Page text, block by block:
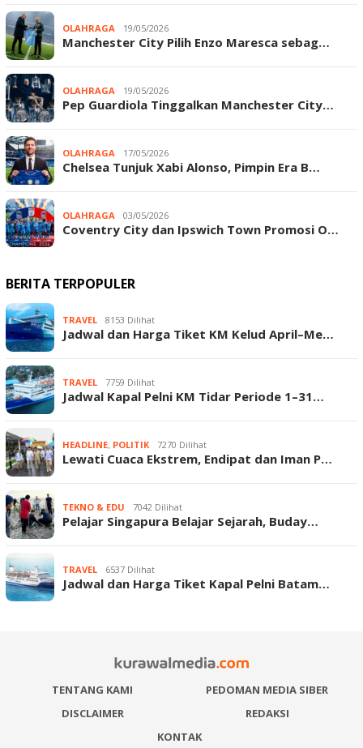
OLAHRAGA 19/05/2026
Manchester City Pilih Enzo Maresca sebag…
OLAHRAGA 19/05/2026
Pep Guardiola Tinggalkan Manchester City…
OLAHRAGA 17/05/2026
Chelsea Tunjuk Xabi Alonso, Pimpin Era B…
OLAHRAGA 03/05/2026
Coventry City dan Ipswich Town Promosi O…
BERITA TERPOPULER
TRAVEL 8153 Dilihat
Jadwal dan Harga Tiket KM Kelud April–Me…
TRAVEL 7759 Dilihat
Jadwal Kapal Pelni KM Tidar Periode 1–31…
HEADLINE, POLITIK 7270 Dilihat
Lewati Cuaca Ekstrem, Endipat dan Iman P…
TEKNO & EDU 7042 Dilihat
Pelajar Singapura Belajar Sejarah, Buday…
TRAVEL 6537 Dilihat
Jadwal dan Harga Tiket Kapal Pelni Batam…
TENTANG KAMI
PEDOMAN MEDIA SIBER
DISCLAIMER
REDAKSI
KONTAK